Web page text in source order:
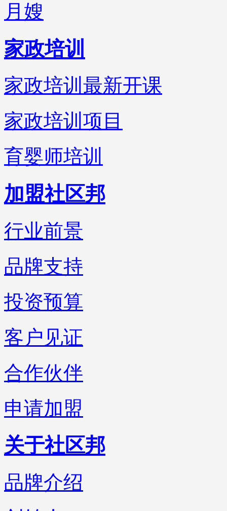
月嫂
家政培训
家政培训最新开课
家政培训项目
育婴师培训
加盟社区邦
行业前景
品牌支持
投资预算
客户见证
合作伙伴
申请加盟
关于社区邦
品牌介绍